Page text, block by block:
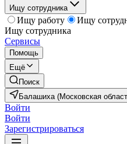
Ищу сотрудника
Ищу работу
Ищу
Ищу сотрудника
Сервисы
Помощь
Ещё
Поиск
Балашиха (Московская
Войти
Войти
Зарегистрироваться